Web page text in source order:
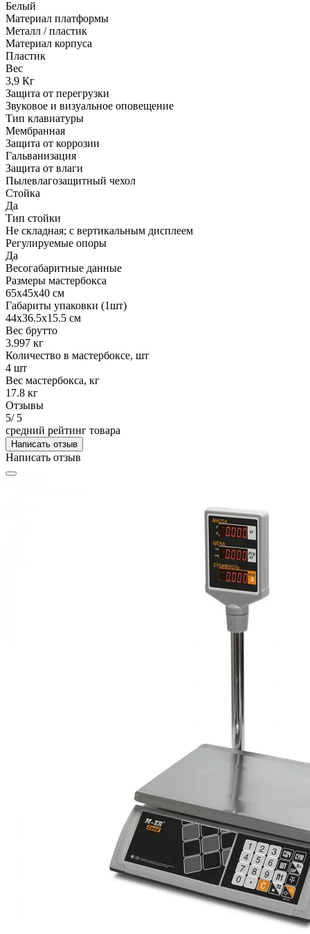
Белый
Материал платформы
Металл / пластик
Материал корпуса
Пластик
Вес
3,9 Кг
Защита от перегрузки
Звуковое и визуальное оповещение
Тип клавиатуры
Мембранная
Защита от коррозии
Гальванизация
Защита от влаги
Пылевлагозащитный чехол
Стойка
Да
Тип стойки
Не складная; с вертикальным дисплеем
Регулируемые опоры
Да
Весогабаритные данные
Размеры мастербокса
65х45х40 см
Габариты упаковки (1шт)
44х36.5х15.5 см
Вес брутто
3.997 кг
Количество в мастербоксе, шт
4 шт
Вес мастербокса, кг
17.8 кг
Отзывы
5/ 5
средний рейтинг товара
Написать отзыв
Написать отзыв